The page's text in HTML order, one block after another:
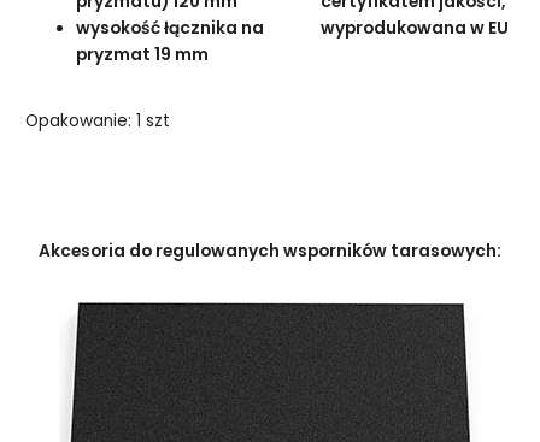
wysokość łącznika na
pryzmat 19 mm
wyprodukowana w EU
Opakowanie: 1 szt
Akcesoria do regulowanych wsporników tarasowych: